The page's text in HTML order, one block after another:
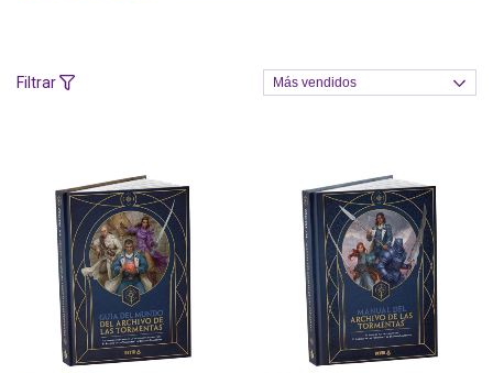
Filtrar